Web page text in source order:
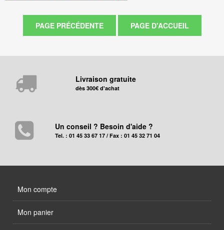
Livraison gratuite
dès 300€ d'achat
Un conseil ? Besoin d'aide ?
Tel. : 01 45 33 67 17 / Fax : 01 45 32 71 04
Mon compte
Mon panier